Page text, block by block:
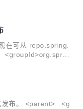
在可从 repo.spring.
version> <relativ
量的 BUG 反馈。
发布。 <parent> <g